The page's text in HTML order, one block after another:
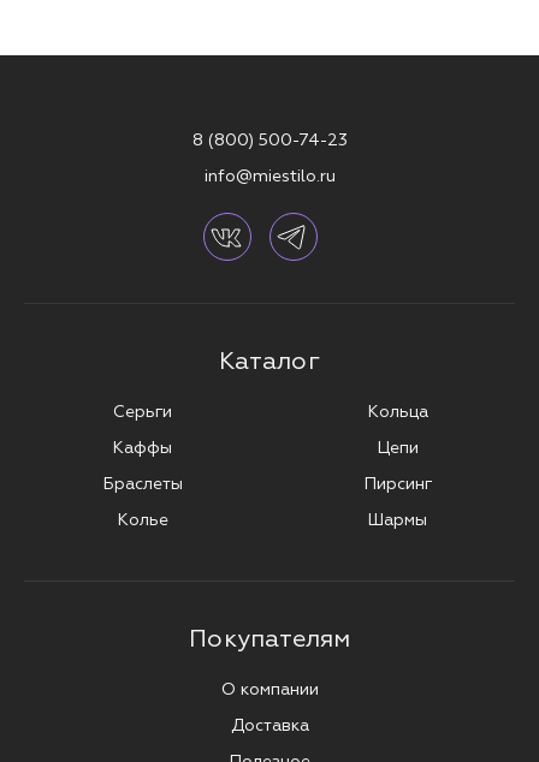
8 (800) 500-74-23
info@miestilo.ru
Каталог
Серьги
Каффы
Браслеты
Колье
Кольца
Цепи
Пирсинг
Шармы
Покупателям
О компании
Доставка